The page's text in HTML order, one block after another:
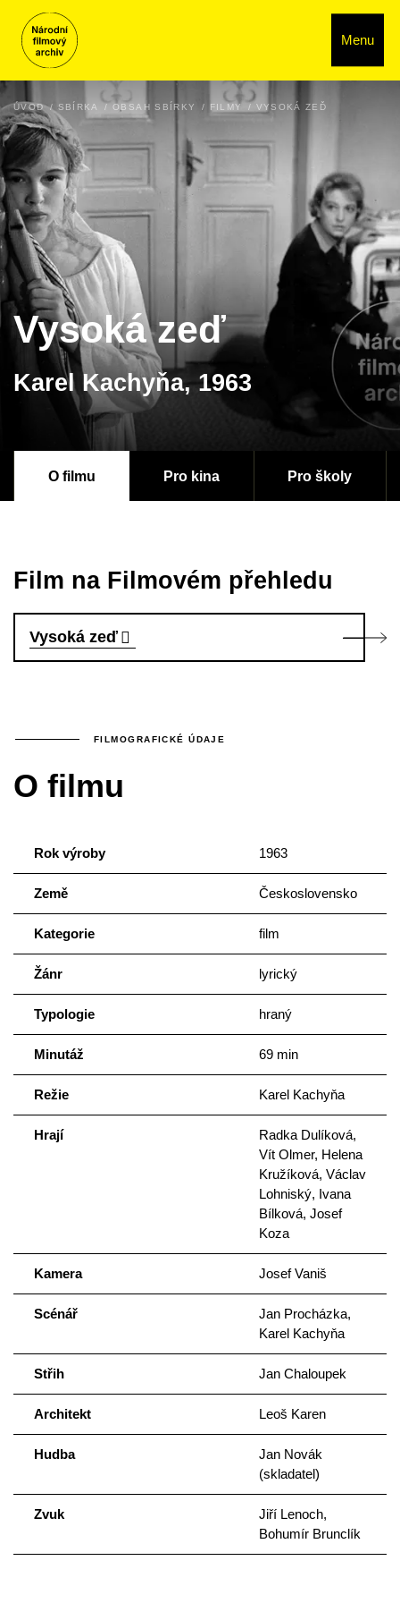
Menu
ÚVOD SBÍRKA OBSAH SBÍRKY FILMY VYSOKÁ ZEĎ
Vysoká zeď
Karel Kachyňa, 1963
O filmu Pro kina Pro školy
Film na Filmovém přehledu
Vysoká zeď
FILMOGRAFICKÉ ÚDAJE
O filmu
Rok výroby 1963
Země Československo
Kategorie film
Žánr lyrický
Typologie hraný
Minutáž 69 min
Režie Karel Kachyňa
Hrají
Radka Dulíková,
Vít Olmer, Helena
Kružíková, Václav
Lohniský, Ivana
Bílková, Josef
Koza
Kamera Josef Vaniš
Scénář
Jan Procházka,
Karel Kachyňa
Střih Jan Chaloupek
Architekt Leoš Karen
Hudba
Jan Novák
(skladatel)
Zvuk
Jiří Lenoch,
Bohumír Brunclík